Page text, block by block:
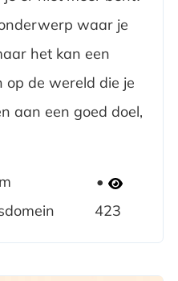
waar je
het kan een
op de wereld die je
aan een goed doel,
423